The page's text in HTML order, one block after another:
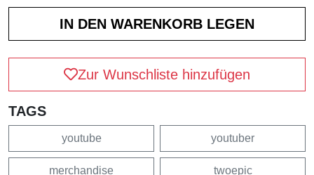
Zur Wunschliste hinzufügen
TAGS
youtube youtuber
merchandise twoepic